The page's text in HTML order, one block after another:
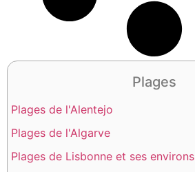
Plages
Plages de l'Alentejo
Plages de l'Algarve
Plages de Lisbonne et ses environs